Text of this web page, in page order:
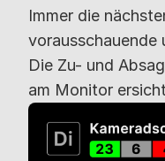
Immer die
vorausschauende
Die Zu- und
am Monitor